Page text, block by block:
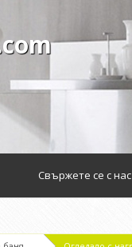
Свържете се с нас